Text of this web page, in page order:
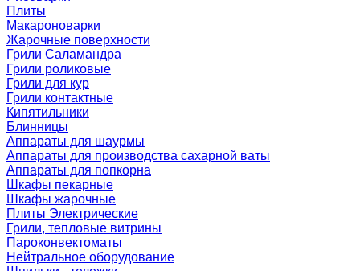
Плиты
Макароноварки
Жарочные поверхности
Грили Саламандра
Грили роликовые
Грили для кур
Грили контактные
Кипятильники
Блинницы
Аппараты для шаурмы
Аппараты для производства сахарной ваты
Аппараты для попкорна
Шкафы пекарные
Шкафы жарочные
Плиты Электрические
Грили, тепловые витрины
Пароконвектоматы
Нейтральное оборудование